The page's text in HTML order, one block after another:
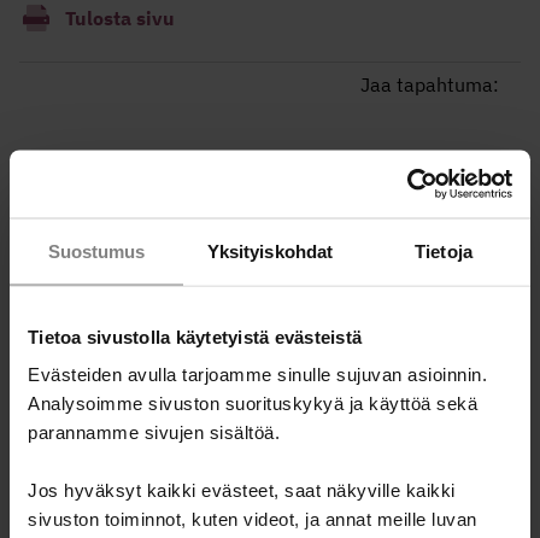
Suostumus Yksityiskohdat Tietoja
Tietoa sivustolla käytetyistä evästeistä
Evästeiden avulla tarjoamme sinulle sujuvan asioinnin.
Analysoimme sivuston suorituskykyä ja käyttöä sekä
parannamme sivujen sisältöä.
Jos hyväksyt kaikki evästeet, saat näkyville kaikki
sivuston toiminnot, kuten videot, ja annat meille luvan
Tulosta sivu
Jaa tapahtuma:
Ammattilaisille
Miten ottaa raha-asiat puheeksi asiakastyössä?
Talousneuvonnan välineitä ammattilaisille
Koulutukset ammattilaisille
Koulutukset vapaaehtoisille
Kotoutuminen ja raha -verkkokurssi